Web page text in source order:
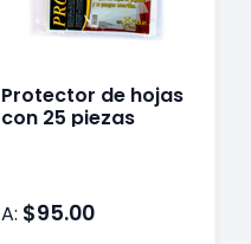
Protector de hojas
con 25 piezas
A: $95.00